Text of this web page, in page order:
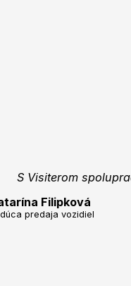
S Visiterom
Filipková
predaja vozidiel